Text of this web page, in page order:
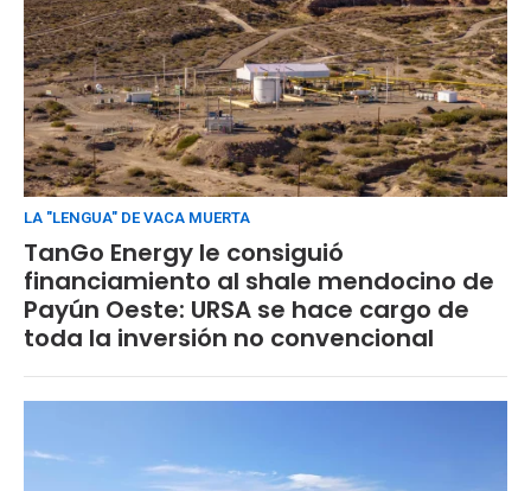
LA "LENGUA" DE VACA MUERTA
TanGo Energy le consiguió
financiamiento al shale mendocino de
Payún Oeste: URSA se hace cargo de
toda la inversión no convencional